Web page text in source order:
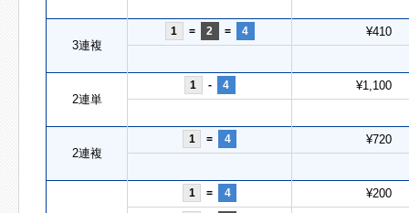
3連複
1 = 2 = 4 ¥410
2連単
1 - 4 ¥1,100
2連複
1 = 4 ¥720
1 = 4 ¥200